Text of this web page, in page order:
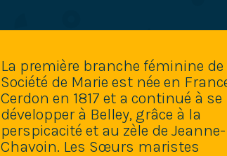
La première branche féminine de
Société de Marie est née en
Cerdon en 1817 et a continué à se
développer à Belley, grâce à la
perspicacité et au zèle de
Chavoin. Les Sœurs maristes